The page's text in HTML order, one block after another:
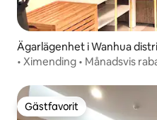
Ägarlägenhet i Wanhua
• Ximending • Månadsvis
Gästfavorit
Gästfavorit